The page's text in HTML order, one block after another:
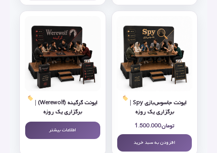
ایونت جاسوس‌بازی Spy |
برگزاری یک روزه
تومان1.500.000
افزودن به سبد خرید
ایونت گرگینه (Werewolf) |
برگزاری یک روزه
اطلاعات بیشتر